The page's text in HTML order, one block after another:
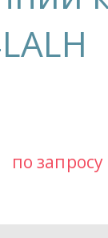
по запросу